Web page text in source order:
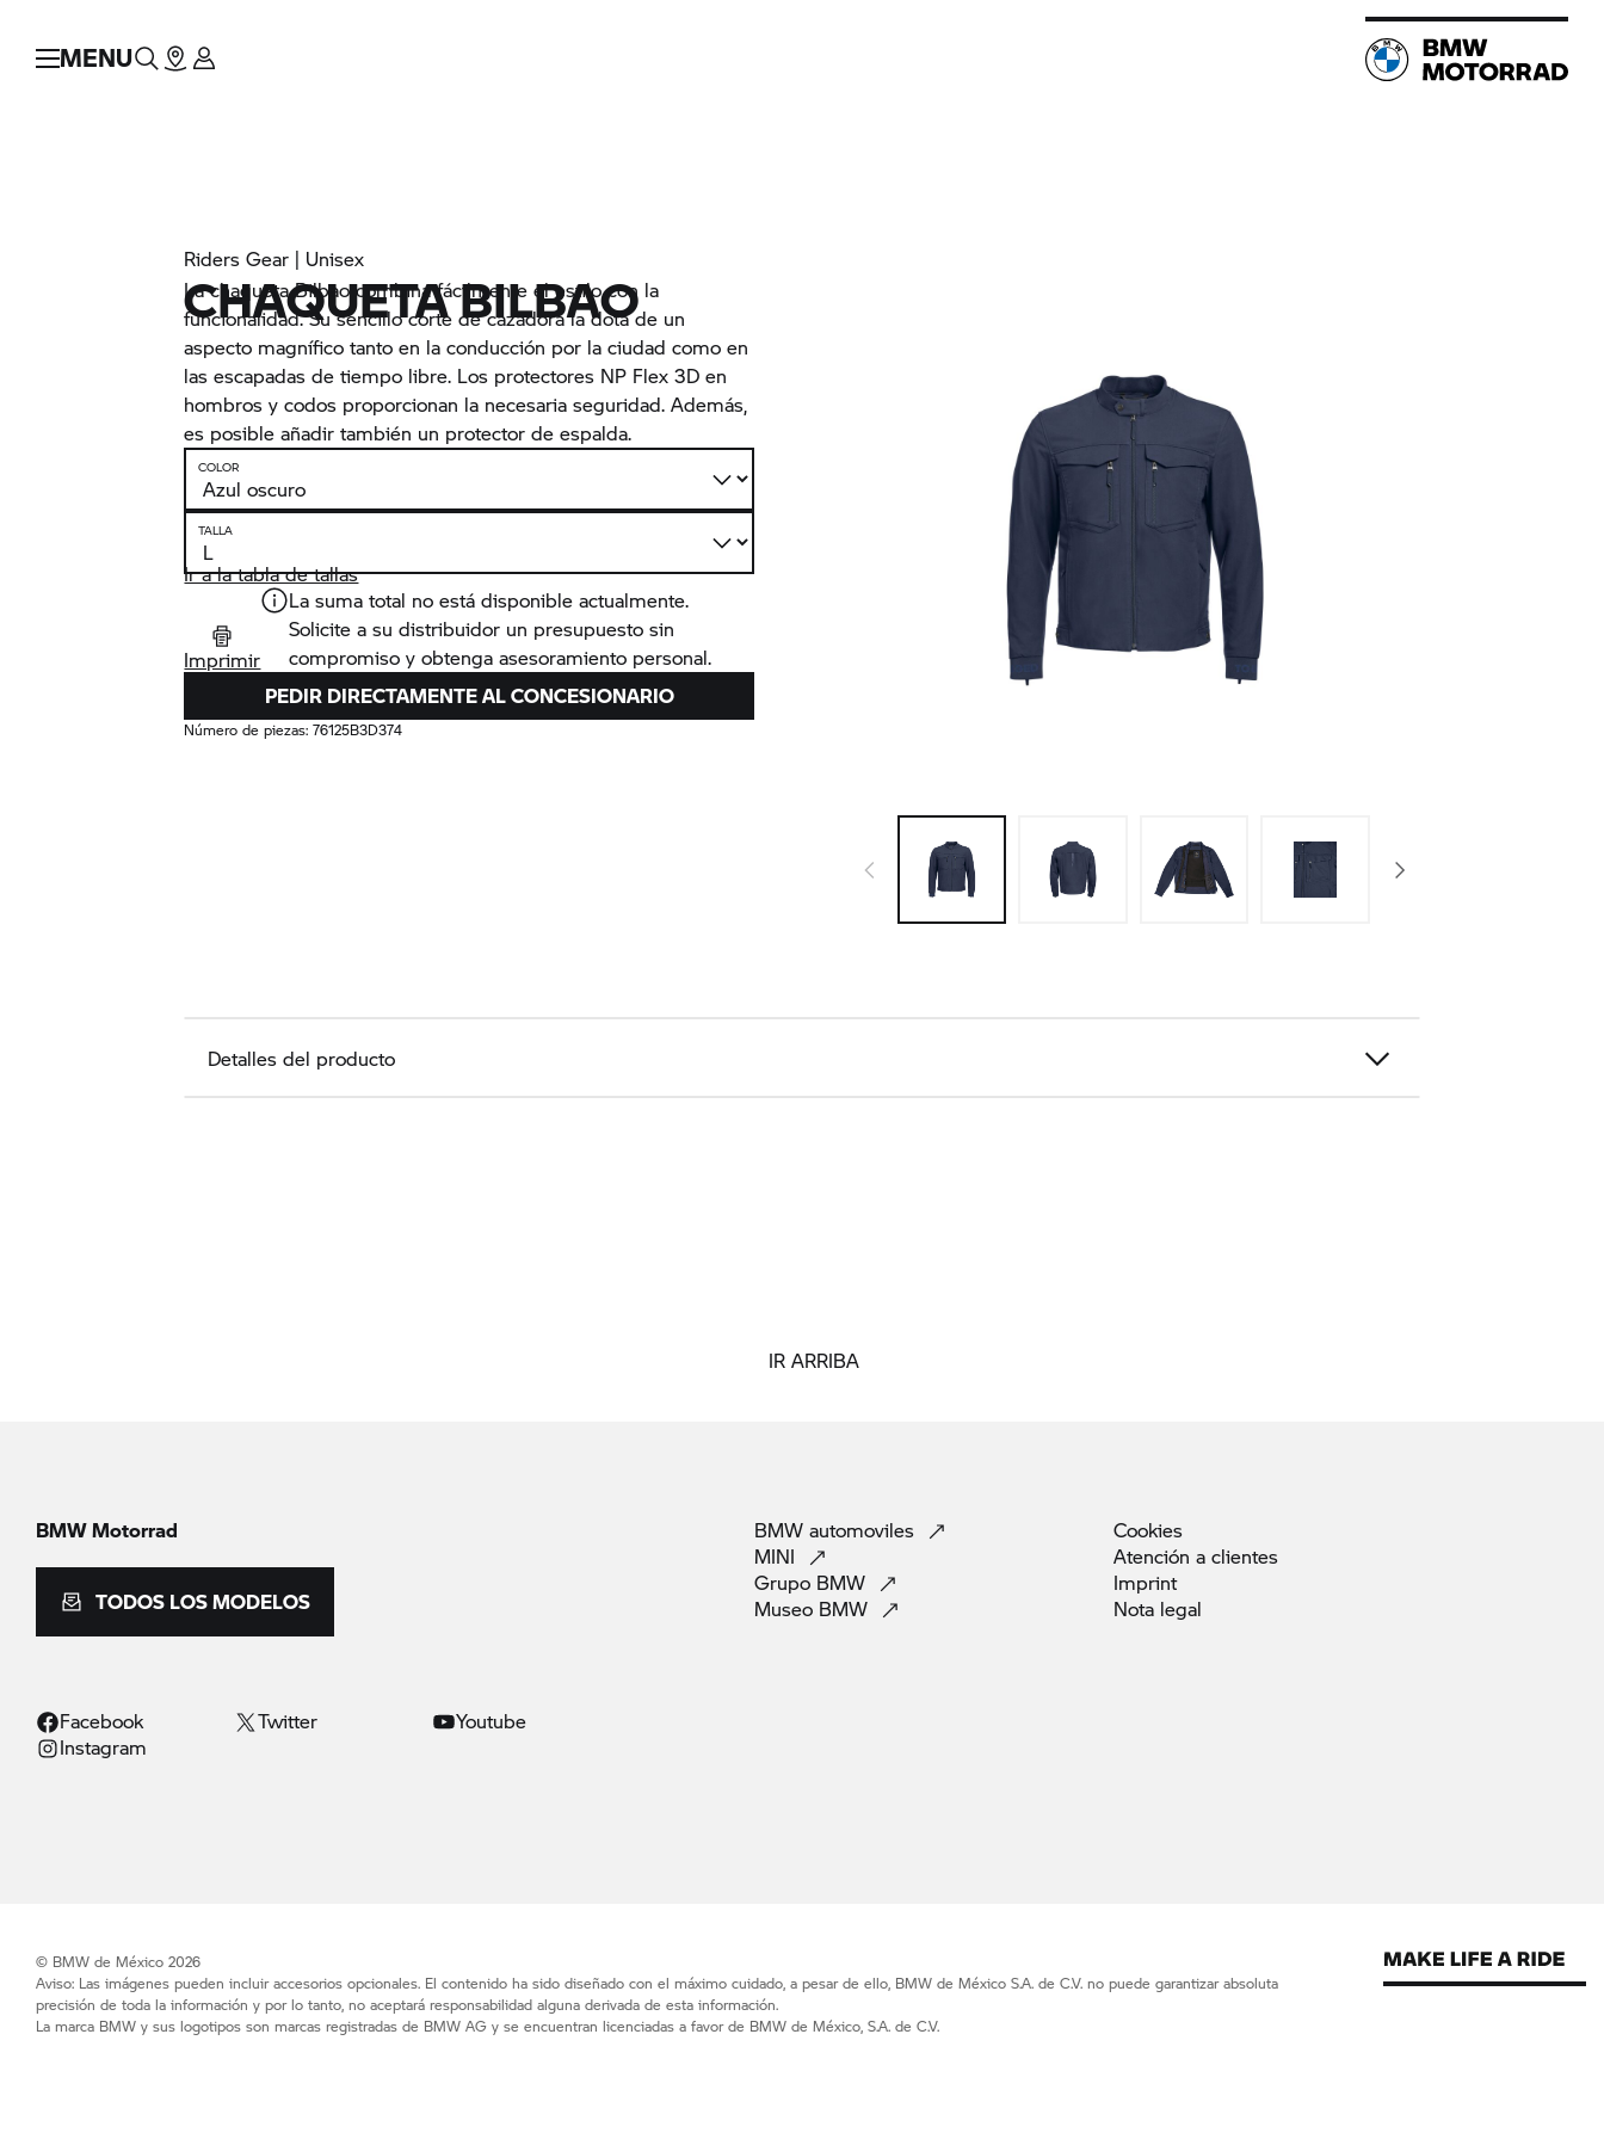
MENU
Riders Gear | Unisex
CHAQUETA BILBAO
La chaqueta Bilbao combina fácilmente el estilo con la
funcionalidad. Su sencillo corte de cazadora la dota de un
aspecto magnífico tanto en la conducción por la ciudad como en
las escapadas de tiempo libre. Los protectores NP Flex 3D en
hombros y codos proporcionan la necesaria seguridad. Además,
es posible añadir también un protector de espalda.
COLOR
TALLA
Ir a la tabla de tallas
Imprimir
La suma total no está disponible actualmente.
Solicite a su distribuidor un presupuesto sin
compromiso y obtenga asesoramiento personal.
PEDIR DIRECTAMENTE AL CONCESIONARIO
Número de piezas:76125B3D374
Detalles del producto
IR ARRIBA
BMW Motorrad
TODOS LOS MODELOS
Facebook Twitter
Youtube
Instagram
BMW automoviles
MINI
Grupo BMW
Museo BMW
Cookies
Atención a clientes
Imprint
Nota legal
© BMW de México 2026
Aviso: Las imágenes pueden incluir accesorios opcionales. El contenido ha sido diseñado con el máximo cuidado, a pesar de ello, BMW de México S.A. de C.V. no puede garantizar absoluta
precisión de toda la información y por lo tanto, no aceptará responsabilidad alguna derivada de esta información.
La marca BMW y sus logotipos son marcas registradas de BMW AG y se encuentran licenciadas a favor de BMW de México, S.A. de C.V.